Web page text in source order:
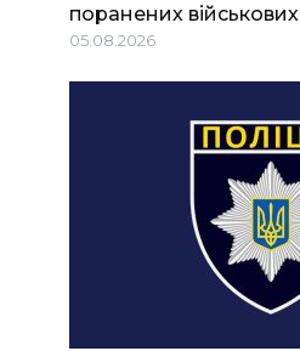
поранених військових
05.08.2026